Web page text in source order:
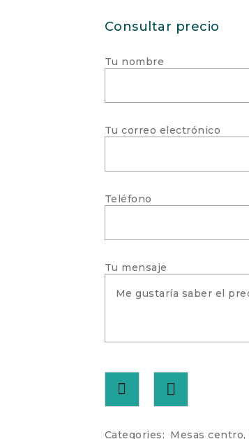
Consultar precio
Tu nombre
Tu correo electrónico
Teléfono
Tu mensaje
Categories: Mesas centro,